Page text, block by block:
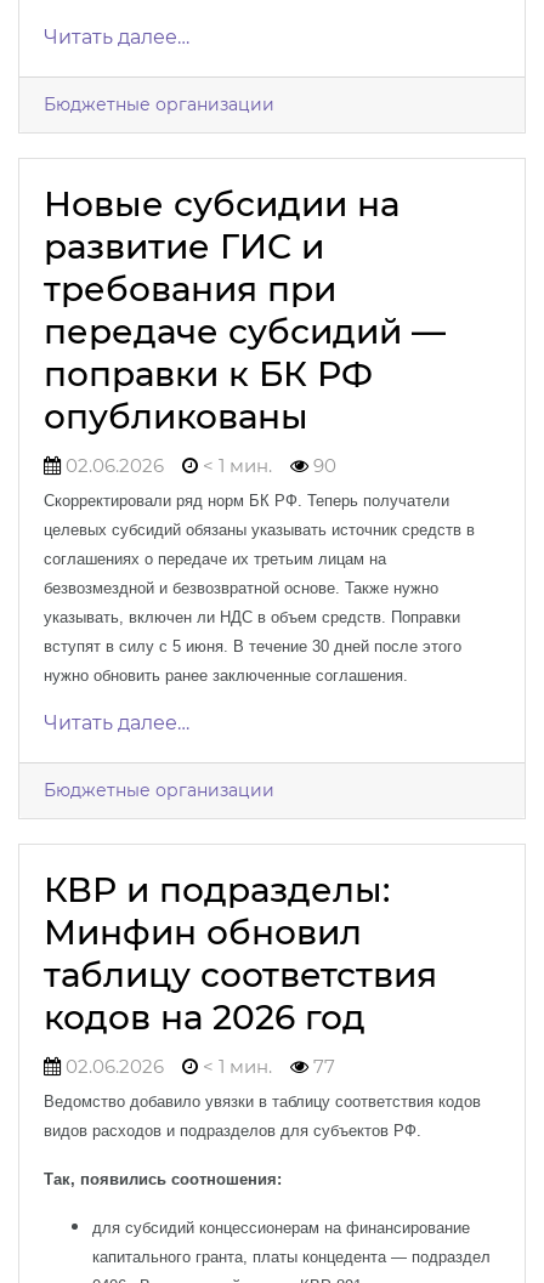
Читать далее…
Бюджетные организации
Новые субсидии на
развитие ГИС и
требования при
передаче субсидий —
поправки к БК РФ
опубликованы
02.06.2026 < 1 мин. 90
Скорректировали ряд норм БК РФ. Теперь получатели
целевых субсидий обязаны указывать источник средств в
соглашениях о передаче их третьим лицам на
безвозмездной и безвозвратной основе. Также нужно
указывать, включен ли НДС в объем средств. Поправки
вступят в силу с 5 июня. В течение 30 дней после этого
нужно обновить ранее заключенные соглашения.
Читать далее…
Бюджетные организации
КВР и подразделы:
Минфин обновил
таблицу соответствия
кодов на 2026 год
02.06.2026 < 1 мин. 77
Ведомство добавило увязки в таблицу соответствия кодов
видов расходов и подразделов для субъектов РФ.
Так, появились соотношения:
для субсидий концессионерам на финансирование
капитального гранта, платы концедента — подраздел